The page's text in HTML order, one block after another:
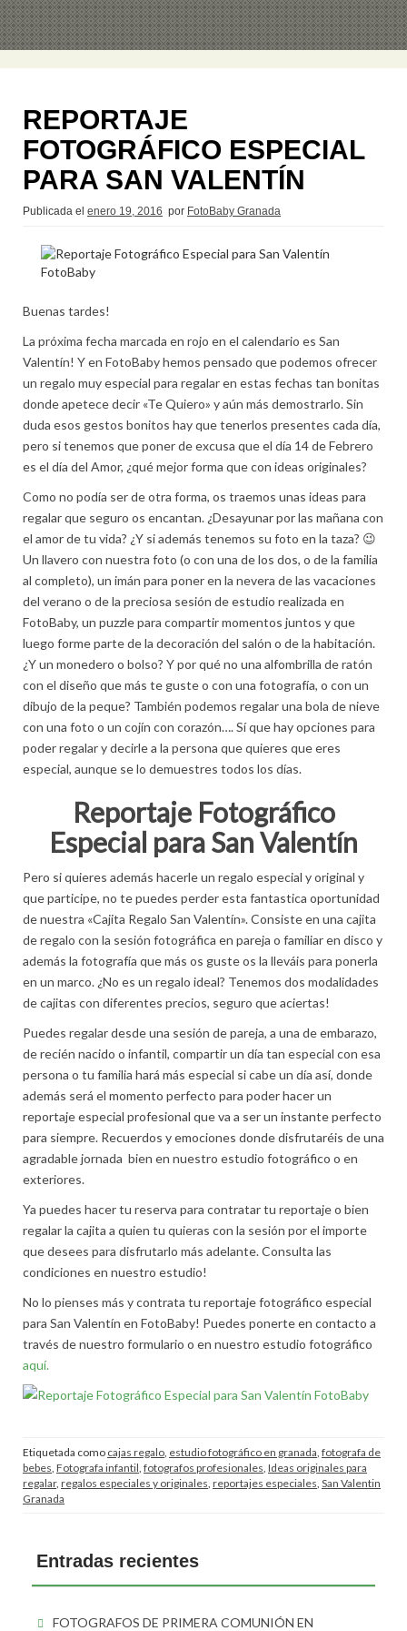
REPORTAJE
FOTOGRÁFICO ESPECIAL
PARA SAN VALENTÍN
Publicada el enero 19, 2016 por FotoBaby Granada
Buenas tardes!
La próxima fecha marcada en rojo en el calendario es San
Valentín! Y en FotoBaby hemos pensado que podemos ofrecer
un regalo muy especial para regalar en estas fechas tan bonitas
donde apetece decir «Te Quiero» y aún más demostrarlo. Sin
duda esos gestos bonitos hay que tenerlos presentes cada día,
pero si tenemos que poner de excusa que el día 14 de Febrero
es el día del Amor, ¿qué mejor forma que con ideas originales?
Como no podía ser de otra forma, os traemos unas ideas para
regalar que seguro os encantan. ¿Desayunar por las mañana con
el amor de tu vida? ¿Y si además tenemos su foto en la taza? 😉
Un llavero con nuestra foto (o con una de los dos, o de la familia
al completo), un imán para poner en la nevera de las vacaciones
del verano o de la preciosa sesión de estudio realizada en
FotoBaby, un puzzle para compartir momentos juntos y que
luego forme parte de la decoración del salón o de la habitación.
¿Y un monedero o bolso? Y por qué no una alfombrilla de ratón
con el diseño que más te guste o con una fotografía, o con un
dibujo de la peque? También podemos regalar una bola de nieve
con una foto o un cojín con corazón…. Sí que hay opciones para
poder regalar y decirle a la persona que quieres que eres
especial, aunque se lo demuestres todos los días.
Reportaje Fotográfico
Especial para San Valentín
Pero si quieres además hacerle un regalo especial y original y
que participe, no te puedes perder esta fantastica oportunidad
de nuestra «Cajita Regalo San Valentín». Consiste en una cajita
de regalo con la sesión fotográfica en pareja o familiar en disco y
además la fotografía que más os guste os la lleváis para ponerla
en un marco. ¿No es un regalo ideal? Tenemos dos modalidades
de cajitas con diferentes precios, seguro que aciertas!
Puedes regalar desde una sesión de pareja, a una de embarazo,
de recién nacido o infantil, compartir un día tan especial con esa
persona o tu familia hará más especial si cabe un día así, donde
además será el momento perfecto para poder hacer un
reportaje especial profesional que va a ser un instante perfecto
para siempre. Recuerdos y emociones donde disfrutaréis de una
agradable jornada bien en nuestro estudio fotográfico o en
exteriores.
Ya puedes hacer tu reserva para contratar tu reportaje o bien
regalar la cajita a quien tu quieras con la sesión por el importe
que desees para disfrutarlo más adelante. Consulta las
condiciones en nuestro estudio!
No lo pienses más y contrata tu reportaje fotográfico especial
para San Valentín en FotoBaby! Puedes ponerte en contacto a
través de nuestro formulario o en nuestro estudio fotográfico
aquí.
Etiquetada como cajas regalo, estudio fotográfico en granada, fotografa de
bebes, Fotografa infantil, fotografos profesionales, Ideas originales para
regalar, regalos especiales y originales, reportajes especiales, San Valentin
Granada
Entradas recientes
FOTOGRAFOS DE PRIMERA COMUNIÓN EN